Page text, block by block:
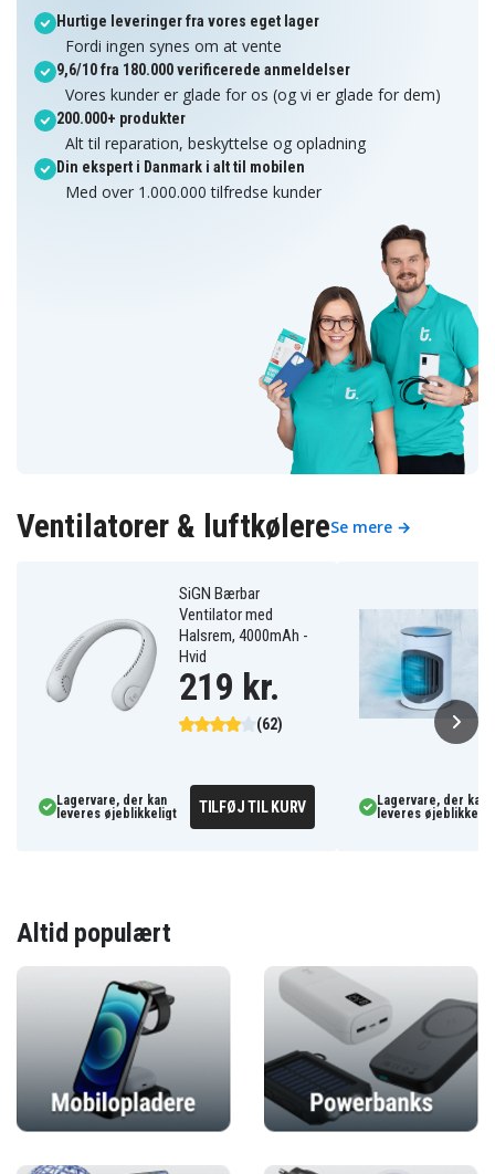
Hurtige leveringer fra vores eget lager
Fordi ingen synes om at vente
9,6/10 fra 180.000 verificerede anmeldelser
Vores kunder er glade for os (og vi er glade for dem)
200.000+ produkter
Alt til reparation, beskyttelse og opladning
Din ekspert i Danmark i alt til mobilen
Med over 1.000.000 tilfredse kunder
Ventilatorer & luftkølereSe mere →
SiGN Bærbar
Ventilator med
Halsrem, 4000mAh -
Hvid
(62)
219 kr.
Lagervare, der kan
leveres øjeblikkeligt
TILFØJ TIL KURV
Lagervare, der kan
leveres
Altid populært